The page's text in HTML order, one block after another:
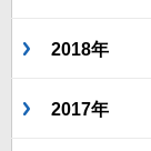
2018年
2017年